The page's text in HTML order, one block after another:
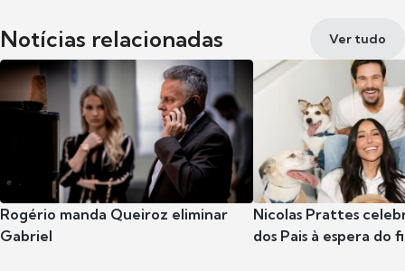
Notícias relacionadas Ver tudo
Rogério manda Queiroz eliminar
Gabriel
Nicolas Prattes
dos Pais à espera do